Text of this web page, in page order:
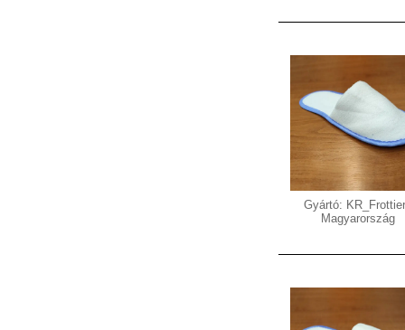
Gyártó:
Magyarország